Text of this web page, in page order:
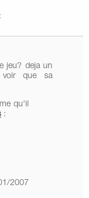
jeu? deja un
que sa
qu'il
:
2007